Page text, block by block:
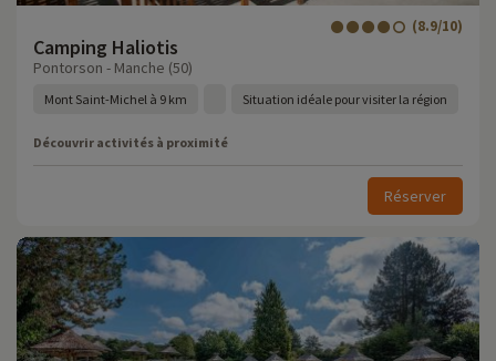
Camping Haliotis
(8.9/10)
Pontorson - Manche (50)
Mont Saint-Michel à 9 km Situation idéale pour visiter la région
Découvrir activités à proximité
Réserver